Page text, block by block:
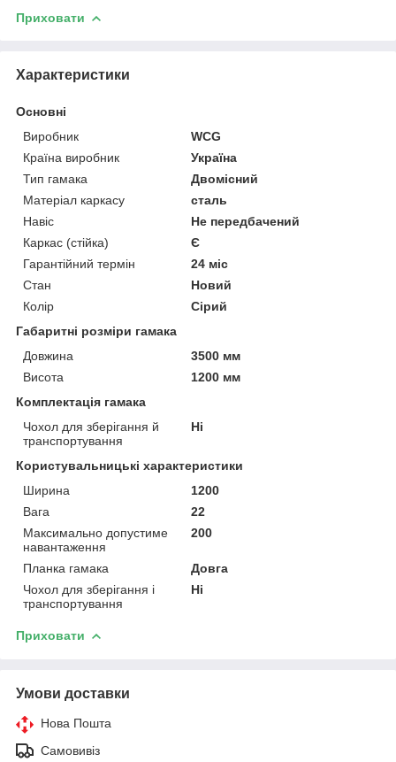
Приховати
Характеристики
Основні
Виробник
WCG
Країна виробник
Україна
Тип гамака
Двомісний
Матеріал каркасу
сталь
Навіс
Не передбачений
Каркас (стійка)
Є
Гарантійний термін
24 міс
Стан
Новий
Колір
Сірий
Габаритні розміри гамака
Довжина
3500 мм
Висота
1200 мм
Комплектація гамака
Чохол для зберігання й
транспортування
Ні
Користувальницькі характеристики
Ширина
1200
Вага
22
Максимально допустиме
навантаження
200
Планка гамака
Довга
Чохол для зберігання і
транспортування
Ні
Приховати
Умови доставки
Нова Пошта
Самовивіз